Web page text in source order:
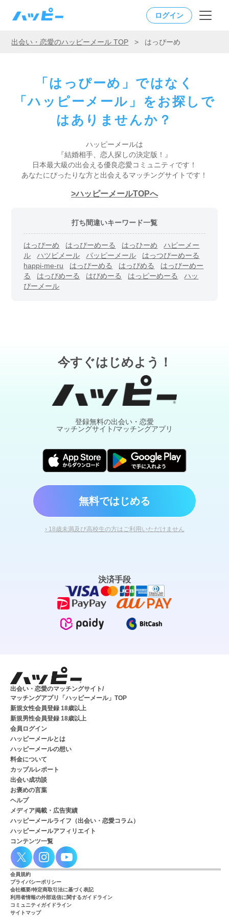
ログイン
出会い・恋愛のハッピーメール TOP > はっぴーめ
「はっぴーめ」ではなく
「ハッピーメール」をお探しで
はありませんか？
ハッピーメールは
『結婚相手、恋人探しの決定版！』
日本最大級の出会える優良恋愛コミュニティです！
あなたにぴったりな方と出会えるマッチングサイトです！
ハッピーメールTOPへ
打ち間違いキーワード一覧
はっぴーめ はっぴーめーる はっひーめ
ハピーメー
ル
ハツピメール パッピーメール
はっつぴーめーる
happi-me-ru
はっぴーめる はっぴめる
はっびーめー
る
はっびめーる はびめーる はっピーめーる
ハッ
ぴーメール
今すぐはじめよう！
登録無料の出会い・恋愛
マッチングサイト/マッチングアプリ
無料ではじめる
› 18歳未満及び高校生の方はご利用いただけません
決済手段
出会い・恋愛のマッチングサイト/
マッチングアプリ「ハッピーメール」TOP
新規女性会員登録 18歳以上
新規男性会員登録 18歳以上
会員ログイン
ハッピーメールとは
ハッピーメールの想い
料金について
カップルレポート
出会い成功談
お褒めの言葉
ヘルプ
メディア掲載・広告実績
ハッピーメールライフ（出会い・恋愛コラム）
ハッピーメールアフィリエイト
コンテンツ一覧
会員規約
プライバシーポリシー
会社概要/特定商取引法に基づく表記
利用者情報の外部送信に関するガイドライン
コミュニティガイドライン
サイトマップ